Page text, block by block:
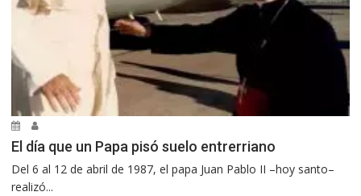
El día que un Papa pisó suelo entrerriano
Del 6 al 12 de abril de 1987, el papa Juan Pablo II –hoy santo–
realizó...